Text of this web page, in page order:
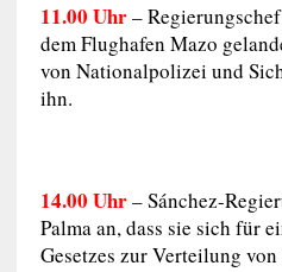
11.00 Uhr–
dem Flughafen Mazo
von Nationalpolizei und
ihn.
14.00 Uhr– Sánchez-
Palma an, dass sie sich für
Gesetzes zur Verteilung